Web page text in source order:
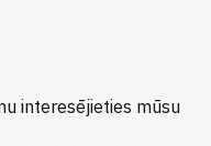
interesējieties mūsu